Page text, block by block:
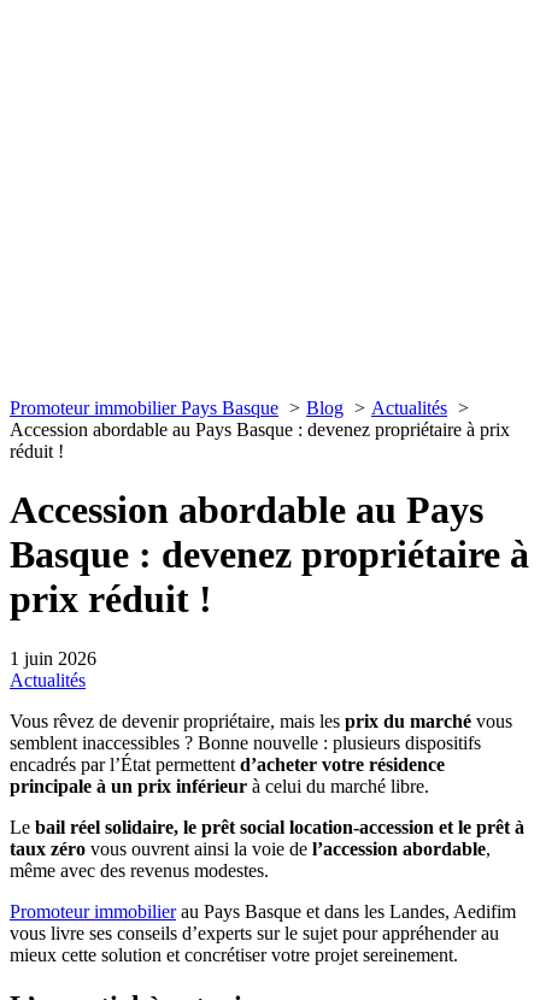
Promoteur immobilier Pays Basque Blog
Actualités
Accession abordable au Pays Basque : devenez propriétaire à prix
réduit !
Accession abordable au Pays
Basque : devenez propriétaire à
prix réduit !
1 juin 2026
Actualités
Vous rêvez de devenir propriétaire, mais les prix du marché vous
semblent inaccessibles ? Bonne nouvelle : plusieurs dispositifs
encadrés par l’État permettent d’acheter votre résidence
principale à un prix inférieur à celui du marché libre.
Le bail réel solidaire, le prêt social location-accession et le prêt à
taux zéro vous ouvrent ainsi la voie de l’accession abordable,
même avec des revenus modestes.
Promoteur immobilierau Pays Basque et dans les Landes, Aedifim
vous livre ses conseils d’experts sur le sujet pour appréhender au
mieux cette solution et concrétiser votre projet sereinement.